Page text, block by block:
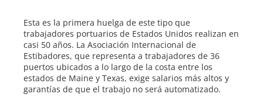
Esta es la primera huelga de este tipo que
trabajadores portuarios de Estados Unidos realizan en
casi 50 años. La Asociación Internacional de
Estibadores, que representa a trabajadores de 36
puertos ubicados a lo largo de la costa entre los
estados de Maine y Texas, exige salarios más altos y
garantías de que el trabajo no será automatizado.